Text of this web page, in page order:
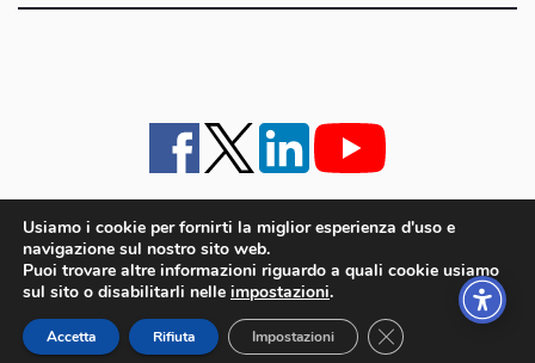
iMagazine · contatti e staff · lavora con noi
Cookie policy UE
iMagazine è un marchio di proprietà di Goliardica Editrice redazione in via Aquileia 64a,
Bagnaria Arsa (UD) - P.iva 00559050315
© 2006 - 2026 Goliardica Editrice
Usiamo i cookie per fornirti la miglior esperienza d'uso e
navigazione sul nostro sito web.
Puoi trovare altre informazioni riguardo a quali cookie usiamo
sul sito o disabilitarli nelle impostazioni.
Accetta Rifiuta Impostazioni Close GDPR